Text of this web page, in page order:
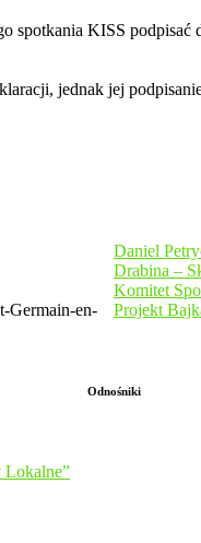
spotkania KISS
jednak jej
Germain-en-
Daniel
Drabina –
Komitet
Projekt
Odnośniki
Lokalne”